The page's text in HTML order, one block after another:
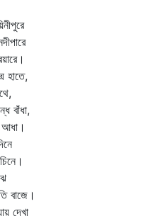
হাতে,
বাঁধা,
আধা।
বাজে।
দেখা